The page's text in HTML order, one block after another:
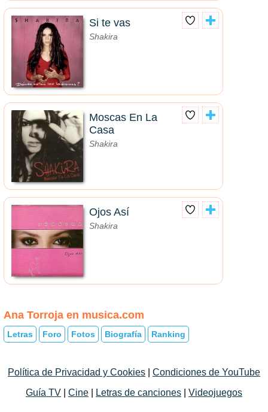
Si te vas
Shakira
Moscas En La
Casa
Shakira
Ojos Así
Shakira
Ana Torroja en musica.com
Letras Foro Fotos Biografía Ranking
Política de Privacidad y Cookies
Condiciones de YouTube
Guía TV
Cine Letras de canciones Videojuegos